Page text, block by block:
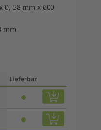
0, 58 mm x 600
mm
Lieferbar